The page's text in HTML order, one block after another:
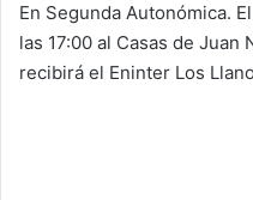
En Segunda Autonómica.
las 17:00 al Casas de Juan
recibirá el Eninter Los